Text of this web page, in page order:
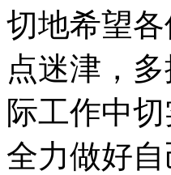
切地希望
点迷津，
际工作中
全力做好